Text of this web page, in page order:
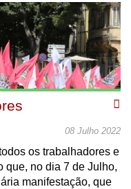
08 Julho 2022
os trabalhadores e
que, no dia 7 de Julho,
manifestação, que